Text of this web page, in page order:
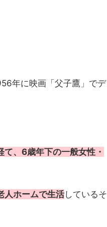
年に映画「父子鷹」でデ
、6歳年下の一般女性・
人ホームで生活しているそ